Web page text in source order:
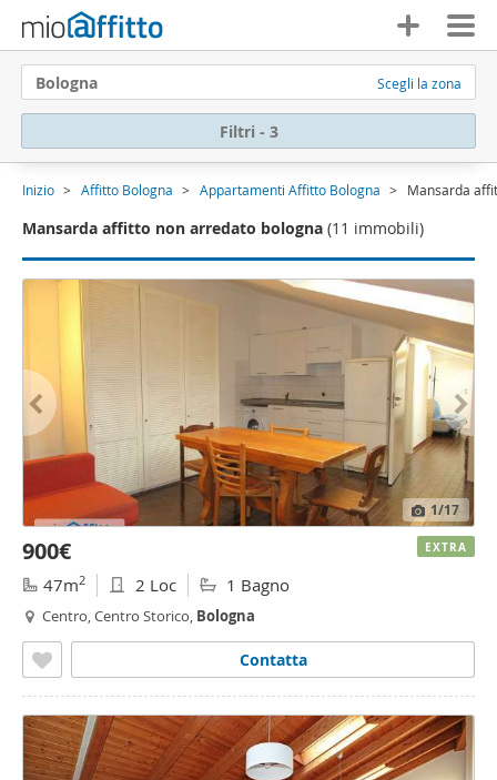
Bologna Scegli la zona
Filtri - 3
Inizio Affitto Bologna Appartamenti Affitto Bologna Mansarda
Mansarda affitto non arredato bologna (11 immobili)
1/17
900€
47m2 2 Loc 1 Bagno
Centro, Centro Storico, Bologna
Contatta
EXTRA